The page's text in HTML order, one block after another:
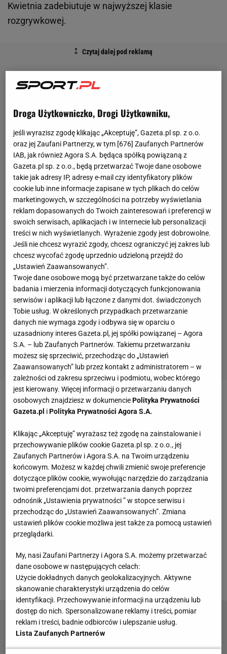
Kwietnia zadebiutuje w najwyższej klasie
rozgrywkowej.
Zobacz wideoŻelazny ostro o reprezentacji Polski:
Mam pretensje do podejścia. Ukraińcy mieli cel
Królewski i Kwiecień doszli do porozumienia ws.
stadionu
Wieczysta w sześć lat zrobiła wielkiskokz poziomu
piłki okręgowej do Ekstraklasy. Nie udało by się to,
gdyby nie ogromne inwestycje jednego z
najbogatszych Polaków, Wojciecha Kwietnia.
lidzew Polsce. Pytanie, na którym stadionie "Żółto-
czarni" będą rozgrywać swoje mecze?
Romantyzm modern football. Wieczysta - klub,
który stracił duszę
Droga Użytkowniczko, Drogi Użytkowniku,
jeśli wyrazisz zgodę klikając „Akceptuję”, Gazeta.pl sp. z o.o.
oraz jej Zaufani Partnerzy, w tym [676] Zaufanych Partnerów
IAB, jak również Agora S.A. będąca spółką powiązaną z
Gazeta.pl sp. z o.o., będą przetwarzać Twoje dane osobowe
takie jak adresy IP, adresy e-mail czy identyfikatory plików
cookie lub inne informacje zapisane w tych plikach do celów
marketingowych, w szczególności na potrzeby wyświetlania
reklam dopasowanych do Twoich zainteresowań i preferencji w
swoich serwisach, aplikacjach i w Internecie lub personalizacji
treści w nich wyświetlanych. Wyrażenie zgody jest dobrowolne.
Jeśli nie chcesz wyrazić zgody, chcesz ograniczyć jej zakres lub
chcesz wycofać zgodę uprzednio udzieloną przejdź do
„Ustawień Zaawansowanych”.
Twoje dane osobowe mogą być przetwarzane także do celów
badania i mierzenia informacji dotyczących funkcjonowania
serwisów i aplikacji lub łączone z danymi dot. świadczonych
Tobie usług. W określonych przypadkach przetwarzanie
danych nie wymaga zgody i odbywa się w oparciu o
uzasadniony interes Gazeta.pl, jej spółki powiązanej – Agora
S.A. – lub Zaufanych Partnerów. Takiemu przetwarzaniu
możesz się sprzeciwić, przechodząc do „Ustawień
Zaawansowanych” lub przez kontakt z administratorem – w
zależności od zakresu sprzeciwu i podmiotu, wobec którego
jest kierowany. Więcej informacji o przetwarzaniu danych
osobowych znajdziesz w dokumenciePolityka Prywatności
Gazeta.pl iPolityka Prywatności Agora S.A.
Klikając „Akceptuję” wyrażasz też zgodę na zainstalowanie i
przechowywanie plików cookie Gazeta.pl sp. z o.o., jej
Zaufanych Partnerów i Agora S.A. na Twoim urządzeniu
końcowym. Możesz w każdej chwili zmienić swoje preferencje
dotyczące plików cookie, wywołując narzędzie do zarządzania
twoimi preferencjami dot. przetwarzania danych poprzez
odnośnik „Ustawienia prywatności ” w stopce serwisu i
przechodząc do „Ustawień Zaawansowanych”. Zmiana
ustawień plików cookie możliwa jest także za pomocą ustawień
przeglądarki.
My, nasi Zaufani Partnerzy i Agora S.A. możemy przetwarzać
dane osobowe w następujących celach:
Użycie dokładnych danych geolokalizacyjnych. Aktywne
skanowanie charakterystyki urządzenia do celów
identyfikacji. Przechowywanie informacji na urządzeniu lub
dostęp do nich. Spersonalizowane reklamy i treści, pomiar
reklam i treści, badnie odbiorców i ulepszanie usług.
Lista Zaufanych Partnerów